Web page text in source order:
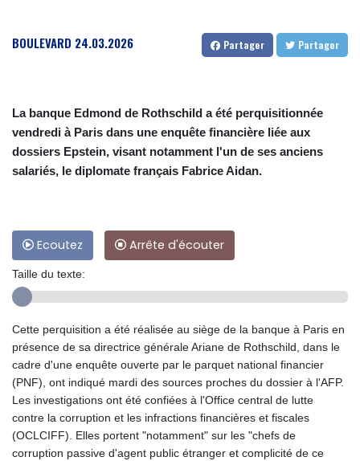
BOULEVARD 24.03.2026 Partager Partager
La banque Edmond de Rothschild a été perquisitionnée
vendredi à Paris dans une enquête financière liée aux
dossiers Epstein, visant notamment l'un de ses anciens
salariés, le diplomate français Fabrice Aidan.
Ecoutez Arrête d'écouter
Taille du texte:
Cette perquisition a été réalisée au siège de la banque à Paris en
présence de sa directrice générale Ariane de Rothschild, dans le
cadre d'une enquête ouverte par le parquet national financier
(PNF), ont indiqué mardi des sources proches du dossier à l'AFP.
Les investigations ont été confiées à l'Office central de lutte
contre la corruption et les infractions financières et fiscales
(OCLCIFF). Elles portent "notamment" sur les "chefs de
corruption passive d'agent public étranger et complicité de ce